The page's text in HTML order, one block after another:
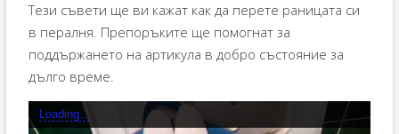
Тези съвети ще ви кажат как да перете раницата си
в пералня. Препоръките ще помогнат за
поддържането на артикула в добро състояние за
дълго време.
Loading...